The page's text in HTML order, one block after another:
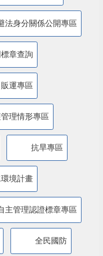
法身分關係公開專區
章查詢
運專區
理情形專區
抗旱專區
境計畫
主管理認證標章專區
全民國防